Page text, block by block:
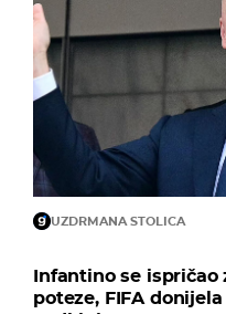
UZDRMANA STOLICA
Infantino se ispričao
poteze, FIFA